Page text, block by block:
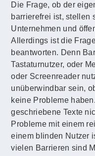
Die Frage, ob der
barrierefrei ist, stellen
Unternehmen und
Allerdings ist die
beantworten. Denn
Tastaturnutzer, oder
oder Screenreader
unüberwindbar sein,
keine Probleme
geschriebene Texte
Probleme mit einem
einem blinden Nutzer
vielen Barrieren sind